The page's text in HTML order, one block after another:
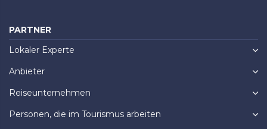
PARTNER
Lokaler Experte
Anbieter
Reiseunternehmen
Personen, die im Tourismus arbeiten